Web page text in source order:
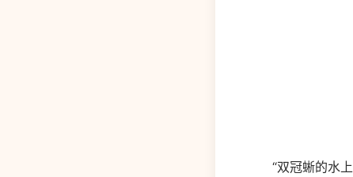
“双冠蜥的水上